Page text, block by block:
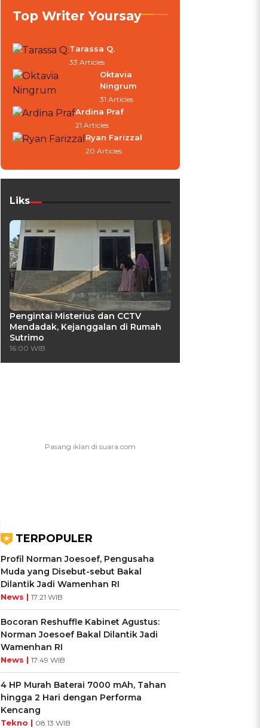
Top Writer Yoursay
Tarassa Q.
33 Articles
Oktavia
Ningrum
31 Articles
Ardina Praf
21 Articles
Ryan Farizzal
20 Articles
Liks
Pengintai Misterius dan CCTV
Mendadak, Kejanggalan di Rumah
Sutrimo
16:00 WIB
TERPOPULER
Profil Norman Joesoef, Pengusaha
Muda yang Disebut-sebut Bakal
Dilantik Jadi Wamenhan RI
News | 17:21 WIB
Bocoran Reshuffle Kabinet Agustus:
Norman Joesoef Bakal Dilantik Jadi
Wamenhan RI
News | 17:49 WIB
4 HP Murah Baterai 7000 mAh, Tahan
hingga 2 Hari dengan Performa
Kencang
Tekno | 08:13 WIB